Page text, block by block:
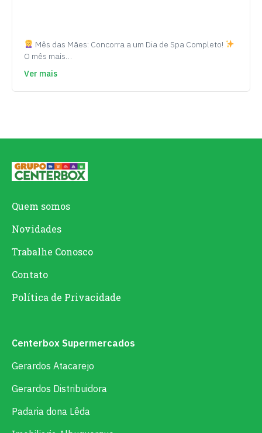
Mês das Mães: Concorra a um Dia de Spa Completo!
O mês mais…
Ver mais
Quem somos
Novidades
Trabalhe Conosco
Contato
Política de Privacidade
Centerbox Supermercados
Gerardos Atacarejo
Gerardos Distribuidora
Padaria dona Lêda